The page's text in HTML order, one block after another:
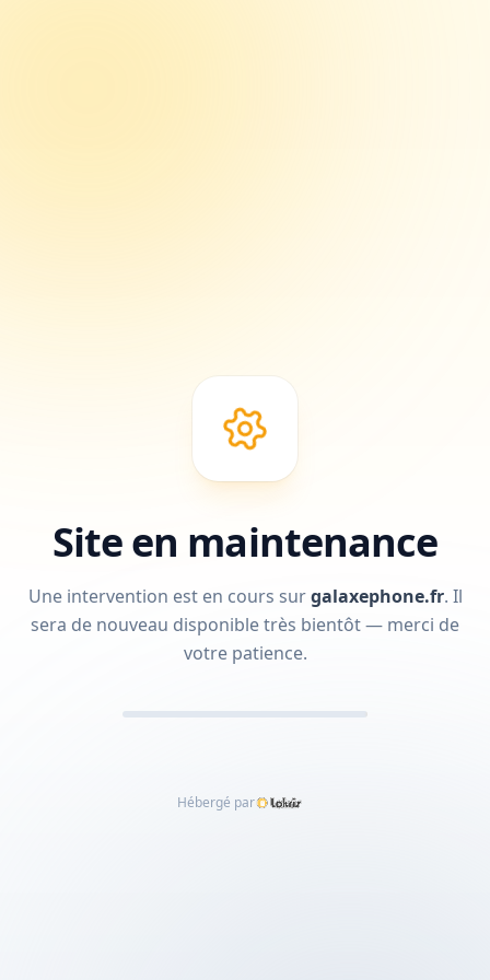
Site en maintenance
Une intervention est en cours surgalaxephone.fr. Il
sera de nouveau disponible très bientôt — merci de
votre patience.
Hébergé par